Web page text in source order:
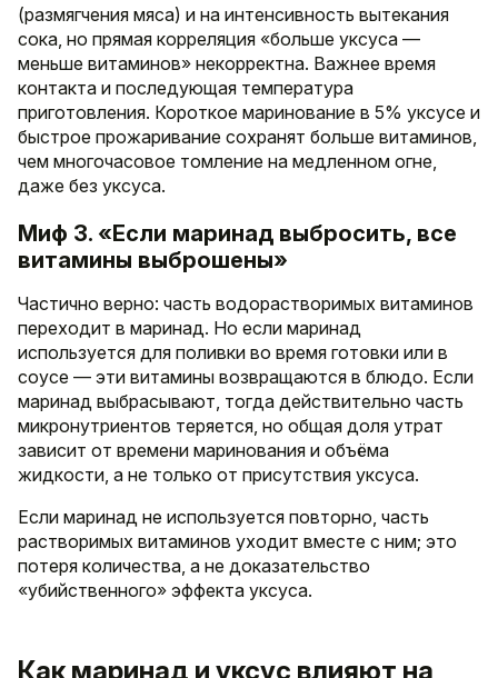
(размягчения мяса) и на интенсивность вытекания
сока, но прямая корреляция «больше уксуса —
меньше витаминов» некорректна. Важнее время
контакта и последующая температура
приготовления. Короткое маринование в 5% уксусе и
быстрое прожаривание сохранят больше витаминов,
чем многочасовое томление на медленном огне,
даже без уксуса.
Миф 3. «Если маринад выбросить, все
витамины выброшены»
Частично верно: часть водорастворимых витаминов
переходит в маринад. Но если маринад
используется для поливки во время готовки или в
соусе — эти витамины возвращаются в блюдо. Если
маринад выбрасывают, тогда действительно часть
микронутриентов теряется, но общая доля утрат
зависит от времени маринования и объёма
жидкости, а не только от присутствия уксуса.
Если маринад не используется повторно, часть
растворимых витаминов уходит вместе с ним; это
потеря количества, а не доказательство
«убийственного» эффекта уксуса.
Как маринад и уксус влияют на